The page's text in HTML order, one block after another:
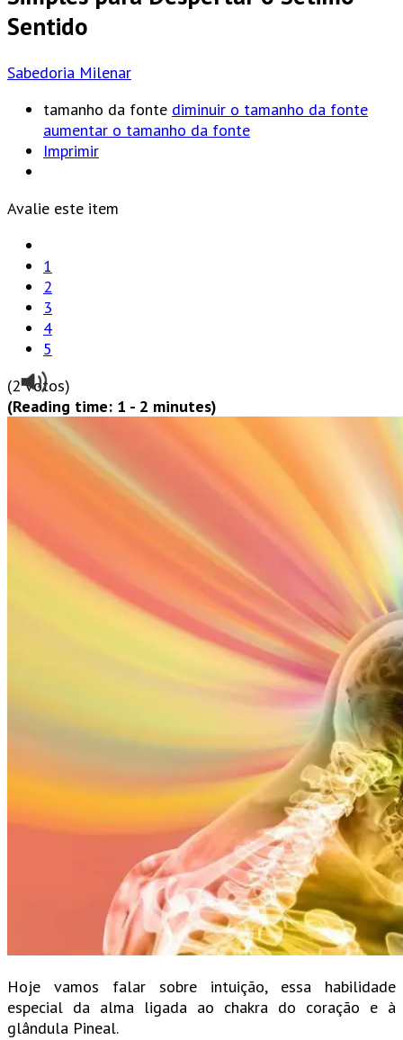
Sentido
Sabedoria Milenar
tamanho da fonte diminuir o tamanho da fonte
aumentar o tamanho da fonte
Imprimir
Avalie este item
1
2
3
4
5
(2 votos)
(Reading time: 1 - 2 minutes)
Hoje vamos falar sobre intuição, essa habilidade
especial da alma ligada ao chakra do coração e à
glândula Pineal.